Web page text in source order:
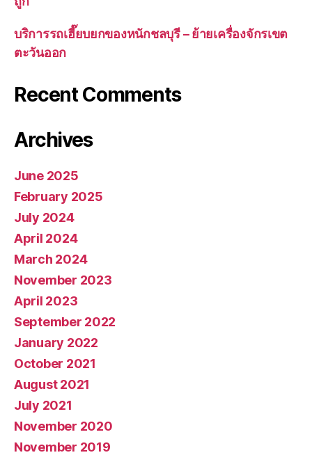
บริการรถเฮี๊ยบยกของหนักชลบุรี – ย้ายเครื่องจักรเขต
ตะวันออก
Recent Comments
Archives
June 2025
February 2025
July 2024
April 2024
March 2024
November 2023
April 2023
September 2022
January 2022
October 2021
August 2021
July 2021
November 2020
November 2019